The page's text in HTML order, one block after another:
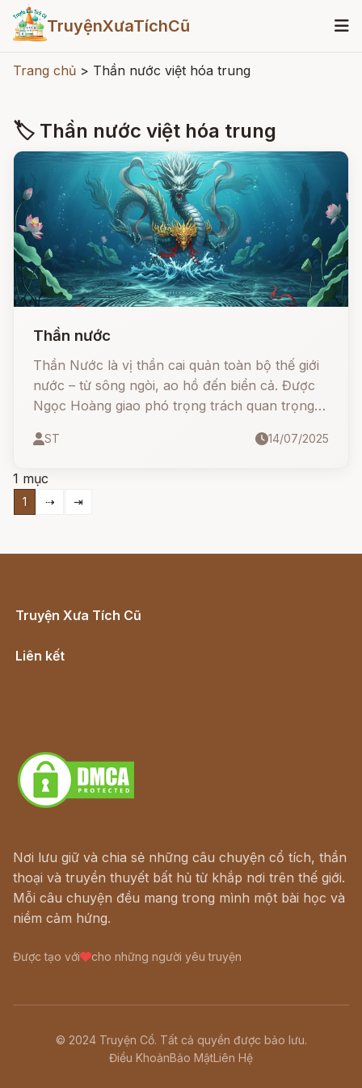
TruyệnXưaTíchCũ
Trang chủ > Thần nước việt hóa trung
🏷 Thần nước việt hóa trung
Thần nước
Thần Nước là vị thần cai quản toàn bộ thế giới
nước – từ sông ngòi, ao hồ đến biển cả. Được
Ngọc Hoàng giao phó trọng trách quan trọng,
vua của 3.600 giống thủy tộc, gồm rắn, cá sấu,
ST 14/07/2025
1 mục
1 ⇢ ⇥
Truyện Xưa Tích Cũ
Liên kết
Nơi lưu giữ và chia sẻ những câu chuyện cổ tích, thần
thoại và truyền thuyết bất hủ từ khắp nơi trên thế giới.
Mỗi câu chuyện đều mang trong mình một bài học và
niềm cảm hứng.
Được tạo với cho những người yêu truyện
© 2024 Truyện Cổ. Tất cả quyền được bảo lưu.
Điều KhoảnBảo MậtLiên Hệ